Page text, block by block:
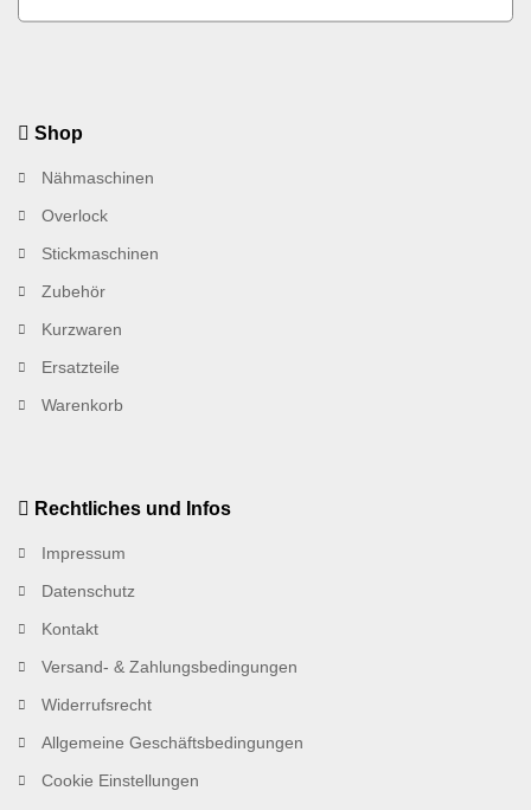
Shop
Nähmaschinen
Overlock
Stickmaschinen
Zubehör
Kurzwaren
Ersatzteile
Warenkorb
Rechtliches und Infos
Impressum
Datenschutz
Kontakt
Versand- & Zahlungsbedingungen
Widerrufsrecht
Allgemeine Geschäftsbedingungen
Cookie Einstellungen